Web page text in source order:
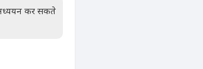
अध्ययन कर सकते